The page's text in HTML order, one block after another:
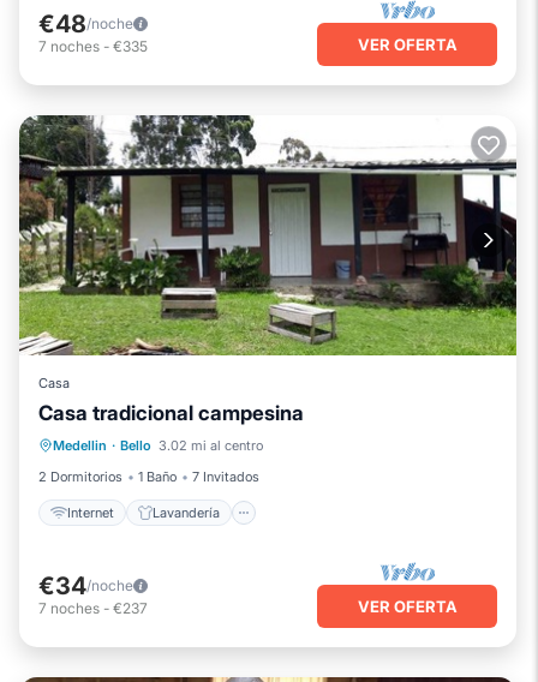
€48/noche
7 noches - €335 VER OFERTA
Casa
Casa tradicional campesina
Medellin · Bello 3.02 mi al centro
2 Dormitorios
1 Baño 7 Invitados
Internet Lavandería
Internet
Lavandería
Seguridad/Protección
€34/noche
7 noches - €237 VER OFERTA